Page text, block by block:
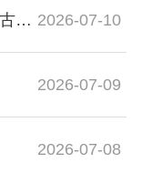
怎么在同城选择比较价格低的仿古镜厂家 2026-07-10
2026-07-09
2026-07-08